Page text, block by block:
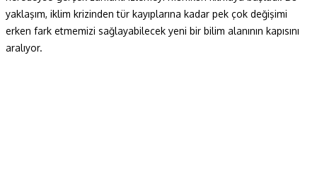
yaklaşım, iklim krizinden tür kayıplarına kadar pek çok değişimi
erken fark etmemizi sağlayabilecek yeni bir bilim alanının kapısını
aralıyor.